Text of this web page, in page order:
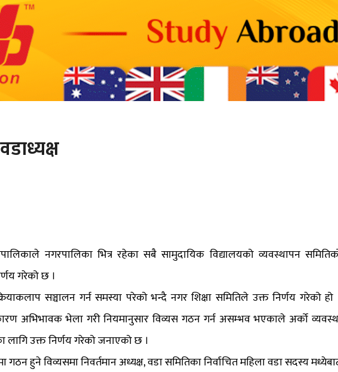
नगरपालिका भित्र रहेका सबै सामुदायिक विद्यालयको व्यवस्थापन
गरेको छ ।
सञ्चालन गर्न समस्या परेको भन्दै नगर शिक्षा समितिले उक्त निर्णय गरेको हो
अभिभावक भेला गरी नियमानुसार विव्यस गठन गर्न असम्भव भएकाले अर्को
लागि उक्त निर्णय गरेको जनाएको छ ।
गठन हुने विव्यसमा निवर्तमान अध्यक्ष, वडा समितिका निर्वाचित महिला वडा सदस्य